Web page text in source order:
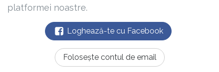
platformei noastre.
Loghează-te cu Facebook
Folosește contul de email